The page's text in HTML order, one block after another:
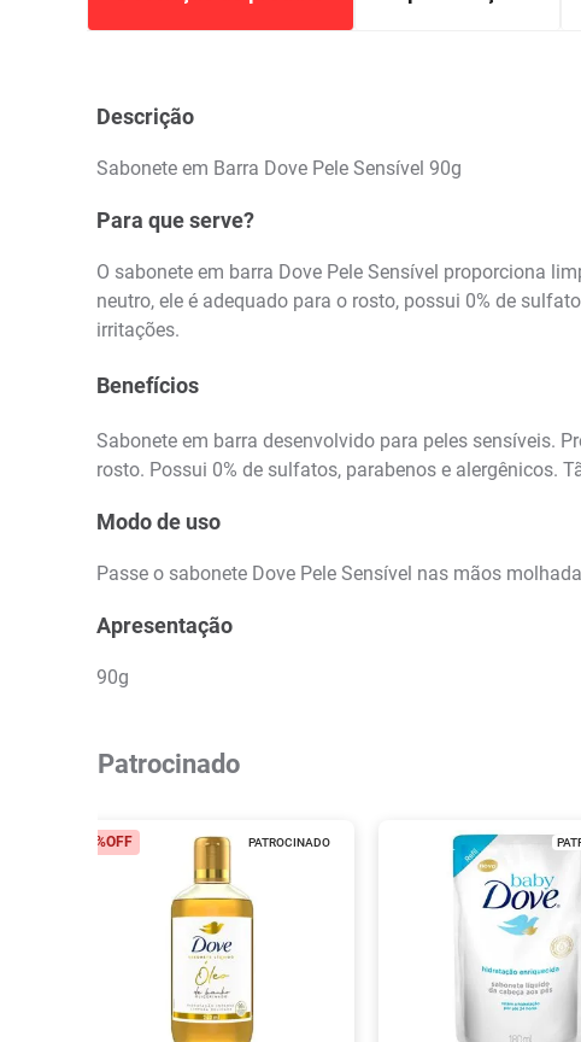
Descrição
Sabonete em Barra Dove Pele Sensível 90g
Para que serve?
O sabonete em barra Dove Pele Sensível proporciona
neutro, ele é adequado para o rosto, possui 0% de
irritações.
Benefícios
Sabonete em barra desenvolvido para peles sensíveis.
rosto. Possui 0% de sulfatos, parabenos e alergênicos.
Modo de uso
Passe o sabonete Dove Pele Sensível nas mãos
Apresentação
90g
Patrocinado
PATROCINADO
6%OFF